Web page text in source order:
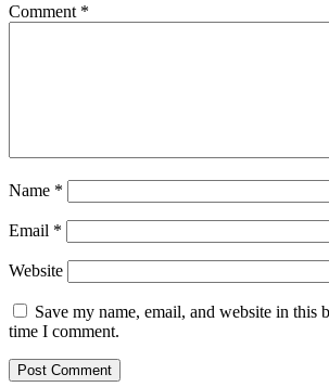
Comment *
Name *
Email *
Website
Save my name, email, and website in this
time I comment.